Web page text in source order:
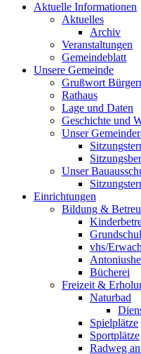
Aktuelle Informationen
Aktuelles
Archiv
Veranstaltungen
Gemeindeblatt
Unsere Gemeinde
Grußwort
Rathaus
Lage und Daten
Geschichte und
Unser
Unser
Einrichtungen
Bildung &
vhs/
Bücherei
Freizeit &
Naturbad
Spielplätze
Sportplätze
Radweg